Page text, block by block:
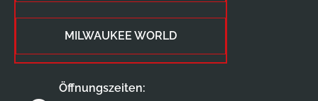
MILWAUKEE WORLD
Öffnungszeiten: